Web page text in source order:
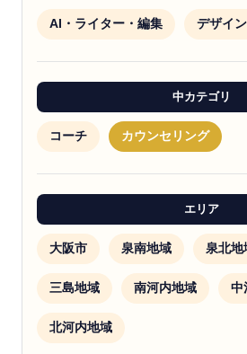
AI・ライター・編集 デザイ
中カテゴリ
コーチ カウンセリング
エリア
大阪市 泉南地域 泉北地
三島地域 南河内地域 中
北河内地域